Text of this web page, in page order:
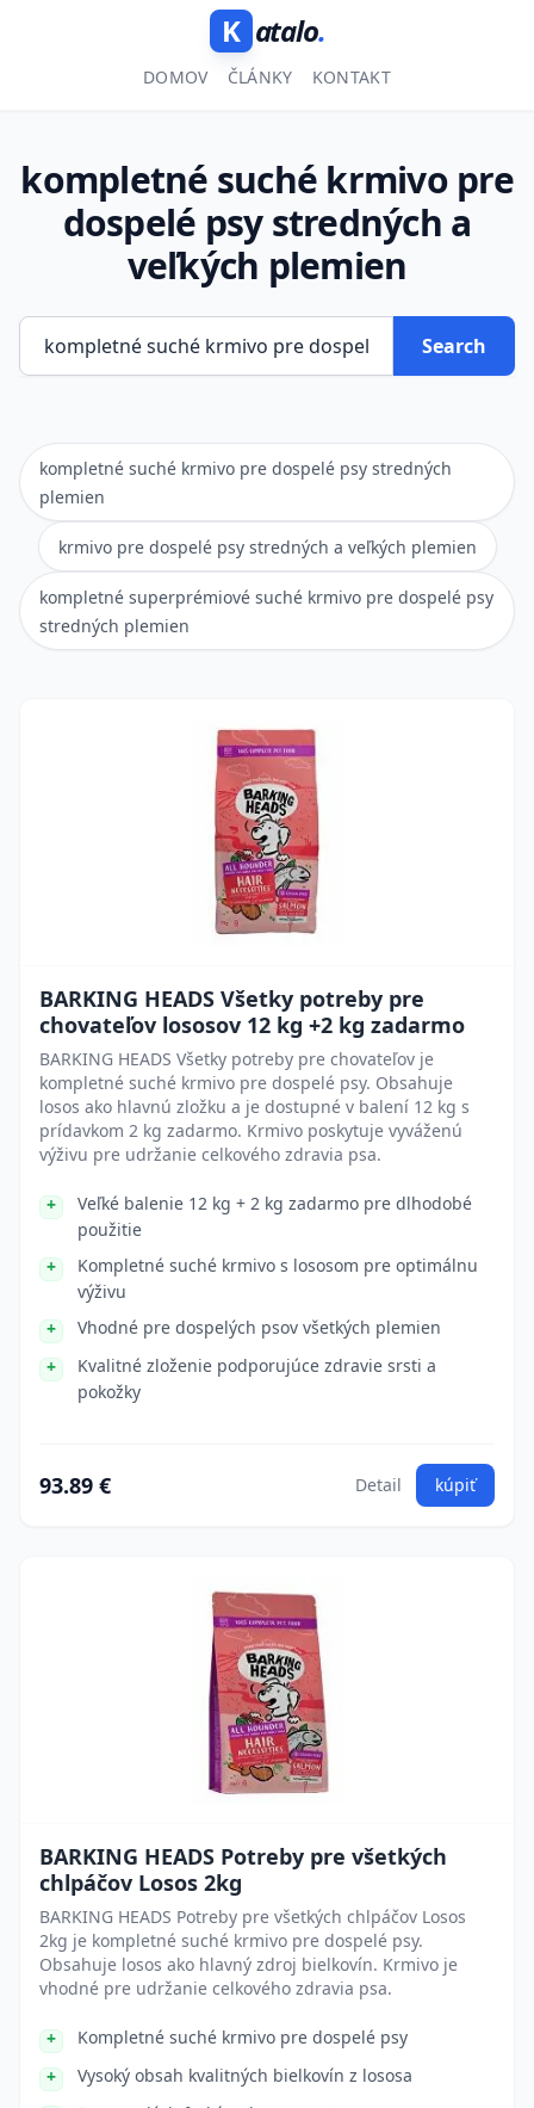
K atalo.
DOMOV ČLÁNKY KONTAKT
kompletné suché krmivo pre
dospelé psy stredných a
veľkých plemien
Search
kompletné suché krmivo pre dospelé psy stredných
plemien
krmivo pre dospelé psy stredných a veľkých plemien
kompletné superprémiové suché krmivo pre dospelé psy
stredných plemien
BARKING HEADS Všetky potreby pre
chovateľov lososov 12 kg +2 kg zadarmo
BARKING HEADS Všetky potreby pre chovateľov je
kompletné suché krmivo pre dospelé psy. Obsahuje
losos ako hlavnú zložku a je dostupné v balení 12 kg s
prídavkom 2 kg zadarmo. Krmivo poskytuje vyváženú
výživu pre udržanie celkového zdravia psa.
Veľké balenie 12 kg + 2 kg zadarmo pre dlhodobé
použitie
Kompletné suché krmivo s lososom pre optimálnu
výživu
Vhodné pre dospelých psov všetkých plemien
Kvalitné zloženie podporujúce zdravie srsti a
pokožky
93.89 € Detail kúpiť
BARKING HEADS Potreby pre všetkých
chlpáčov Losos 2kg
BARKING HEADS Potreby pre všetkých chlpáčov Losos
2kg je kompletné suché krmivo pre dospelé psy.
Obsahuje losos ako hlavný zdroj bielkovín. Krmivo je
vhodné pre udržanie celkového zdravia psa.
Kompletné suché krmivo pre dospelé psy
Vysoký obsah kvalitných bielkovín z lososa